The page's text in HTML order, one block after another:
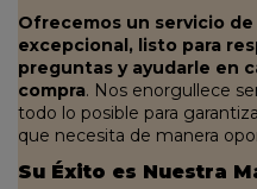
Ofrecemos un servicio
excepcional, listo para
preguntas y ayudarle en
compra. Nos enorgullece
todo lo posible para
que necesita de manera
Su Éxito es Nuestra